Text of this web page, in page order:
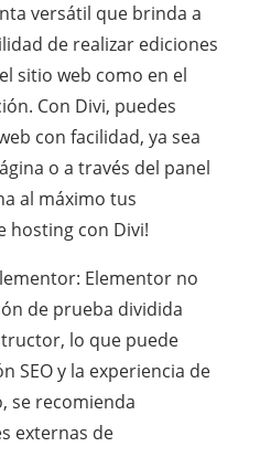
versátil que brinda a
de realizar ediciones
sitio web como en el
Con Divi, puedes
con facilidad, ya sea
o a través del panel
al máximo tus
hosting con Divi!
Elementor no
de prueba dividida
lo que puede
SEO y la experiencia de
se recomienda
externas de